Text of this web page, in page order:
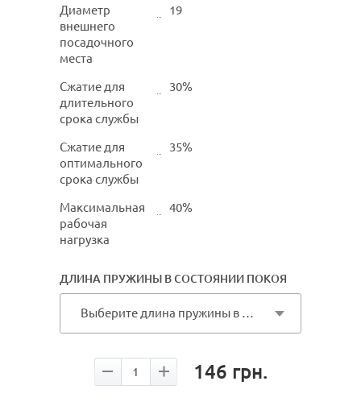
Диаметр
внешнего
посадочного
места
19
Сжатие для
длительного
срока службы
30%
Сжатие для
оптимального
срока службы
35%
Максимальная
рабочая
нагрузка
40%
ДЛИНА ПРУЖИНЫ В СОСТОЯНИИ ПОКОЯ
Выберите длина пружины в состоянии покоя
146 грн.